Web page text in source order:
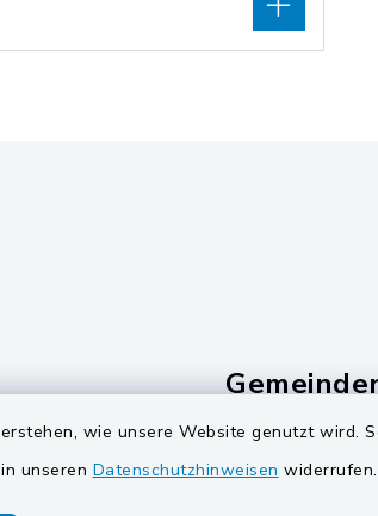
wie unsere Website genutzt wird.
unseren Datenschutzhinweisen widerrufen.
Gemeinde